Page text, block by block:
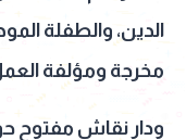
الدين، والطفلة
مخرجة ومؤلفة
ودار نقاش مفتوح